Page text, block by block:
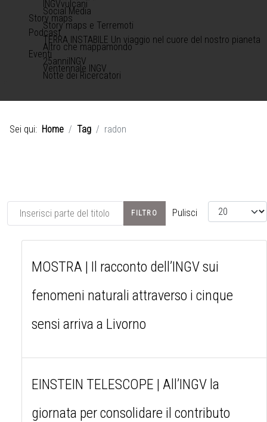
INGVvulcani
Social Media
Story maps
Story maps e Terremoti
Podcast
TERRA INSTABILE Un viaggio nel cuore del nostro pianeta
Altro che mappamondo
Eventi
25anniINGV
Ventennale INGV
Notte dei Ricercatori
Sei qui: Home Tag radon
Inserisci parte del titolo FILTRO Pulisci Visualizza #
MOSTRA | Il racconto dell’INGV sui
fenomeni naturali attraverso i cinque
sensi arriva a Livorno
EINSTEIN TELESCOPE | All’INGV la
giornata per consolidare il contributo